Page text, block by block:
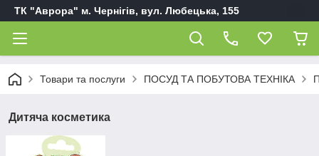
ТК "Аврора" м. Чернігів, вул. Любецька, 155
Товари та послуги ПОСУД ТА ПОБУТОВА ТЕХНІКА
Дитяча косметика